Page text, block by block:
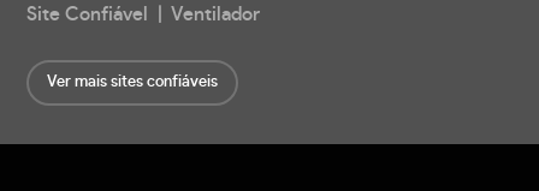
Site Confiável | Ventilador
Ver mais sites confiáveis